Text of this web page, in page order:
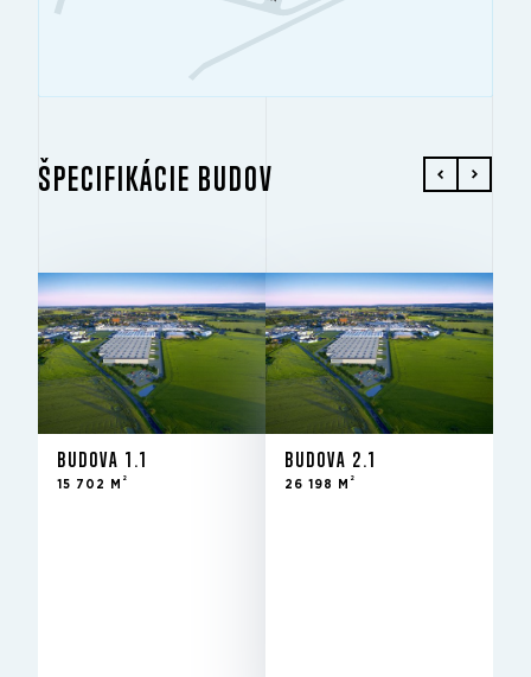
ŠPECIFIKÁCIE BUDOV
BUDOVA 1.1
15 702 M
2
BUDOVA 1.1
15 702 M
2
BUDOVA 2.1
26 198 M
2
BUDOVA 2.1
26 198 M
2
Na